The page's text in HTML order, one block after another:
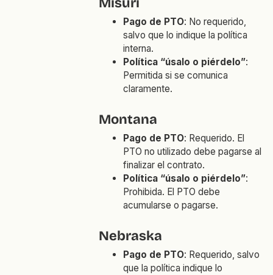
Misuri
Pago de PTO: No requerido,
salvo que lo indique la política
interna.
Política “úsalo o piérdelo”:
Permitida si se comunica
claramente.
Montana
Pago de PTO: Requerido. El
PTO no utilizado debe pagarse al
finalizar el contrato.
Política “úsalo o piérdelo”:
Prohibida. El PTO debe
acumularse o pagarse.
Nebraska
Pago de PTO: Requerido, salvo
que la política indique lo